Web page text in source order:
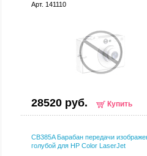
Арт. 141110
28520 руб. Купить
CB385A Барабан передачи
голубой для HP Color LaserJet